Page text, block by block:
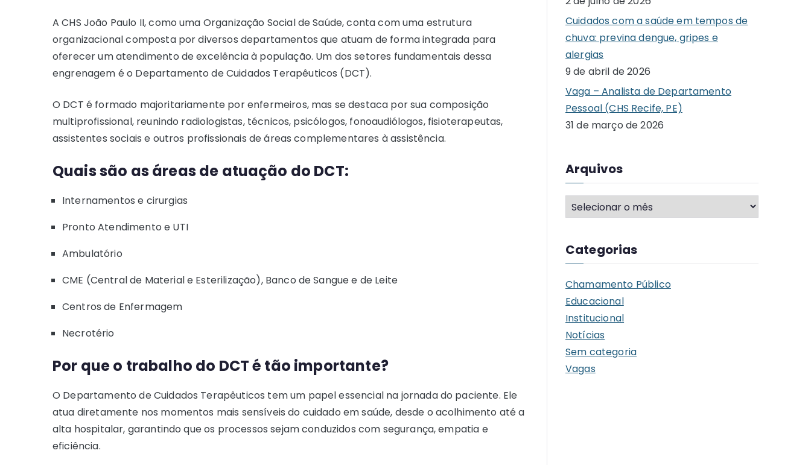
A CHS João Paulo II, como uma Organização Social de Saúde, conta com uma estrutura
organizacional composta por diversos departamentos que atuam de forma integrada para
oferecer um atendimento de excelência à população. Um dos setores fundamentais dessa
engrenagem é o Departamento de Cuidados Terapêuticos (DCT).
O DCT é formado majoritariamente por enfermeiros, mas se destaca por sua composição
multiprofissional, reunindo radiologistas, técnicos, psicólogos, fonoaudiólogos, fisioterapeutas,
assistentes sociais e outros profissionais de áreas complementares à assistência.
Quais são as áreas de atuação do DCT:
Internamentos e cirurgias
Pronto Atendimento e UTI
Ambulatório
CME (Central de Material e Esterilização), Banco de Sangue e de Leite
Centros de Enfermagem
Necrotério
Por que o trabalho do DCT é tão importante?
O Departamento de Cuidados Terapêuticos tem um papel essencial na jornada do paciente. Ele
atua diretamente nos momentos mais sensíveis do cuidado em saúde, desde o acolhimento até a
alta hospitalar, garantindo que os processos sejam conduzidos com segurança, empatia e
eficiência.
Cuidados com a saúde em tempos de
chuva: previna dengue, gripes e
alergias
9 de abril de 2026
Vaga – Analista de Departamento
Pessoal (CHS Recife, PE)
31 de março de 2026
Arquivos
A
r
u
v
o
s
Categorias
Chamamento Público
Educacional
Institucional
Notícias
Sem categoria
Vagas